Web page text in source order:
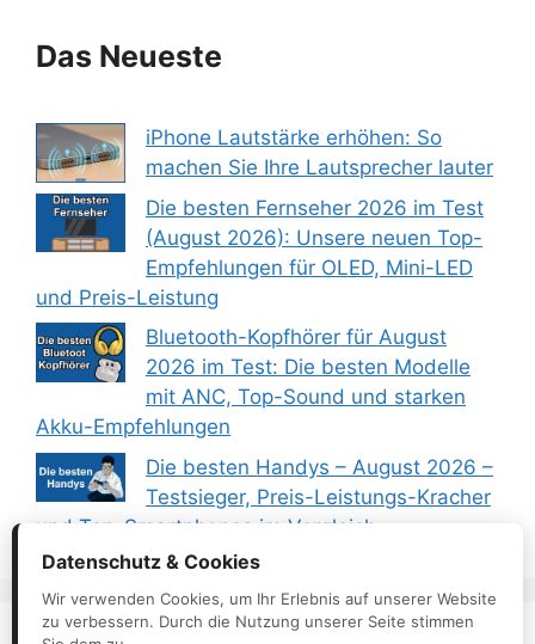
Das Neueste
iPhone Lautstärke erhöhen: So
machen Sie Ihre Lautsprecher lauter
Die besten Fernseher 2026 im Test
(August 2026): Unsere neuen Top-
Empfehlungen für OLED, Mini-LED
und Preis-Leistung
Bluetooth-Kopfhörer für August
2026 im Test: Die besten Modelle
mit ANC, Top-Sound und starken
Akku-Empfehlungen
Die besten Handys – August 2026 –
Testsieger, Preis-Leistungs-Kracher
und Top-Smartphones im Vergleich
Datenschutz & Cookies
Wir verwenden Cookies, um Ihr Erlebnis auf unserer Website
zu verbessern. Durch die Nutzung unserer Seite stimmen